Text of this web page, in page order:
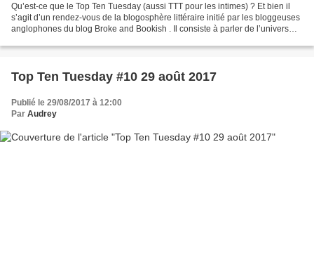
Qu’est-ce que le Top Ten Tuesday (aussi TTT pour les intimes) ? Et bien il
s’agit d’un rendez-vous de la blogosphère littéraire initié par les bloggeuses
anglophones du blog Broke and Bookish . Il consiste à parler de l’univers
Top Ten Tuesday #10 29 août 2017
Publié le 29/08/2017 à 12:00
Par Audrey